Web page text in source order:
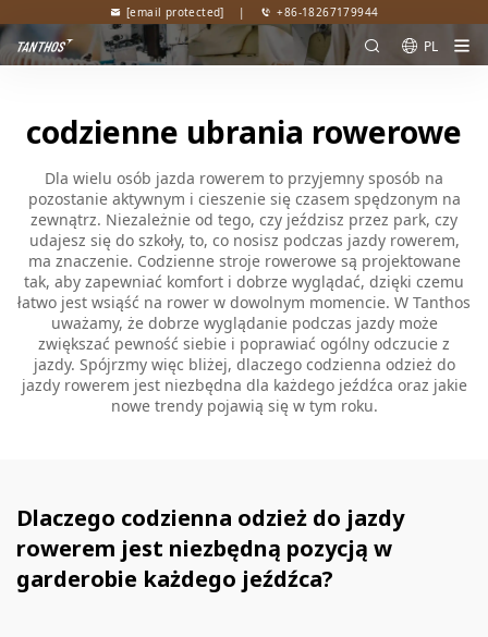
[email protected] | +86-18267179944
PL
codzienne ubrania rowerowe
Dla wielu osób jazda rowerem to przyjemny sposób na
pozostanie aktywnym i cieszenie się czasem spędzonym na
zewnątrz. Niezależnie od tego, czy jeździsz przez park, czy
udajesz się do szkoły, to, co nosisz podczas jazdy rowerem,
ma znaczenie. Codzienne stroje rowerowe są projektowane
tak, aby zapewniać komfort i dobrze wyglądać, dzięki czemu
łatwo jest wsiąść na rower w dowolnym momencie. W Tanthos
uważamy, że dobrze wyglądanie podczas jazdy może
zwiększać pewność siebie i poprawiać ogólny odczucie z
jazdy. Spójrzmy więc bliżej, dlaczego codzienna odzież do
jazdy rowerem jest niezbędna dla każdego jeźdźca oraz jakie
nowe trendy pojawią się w tym roku.
Dlaczego codzienna odzież do jazdy
rowerem jest niezbędną pozycją w
garderobie każdego jeźdźca?